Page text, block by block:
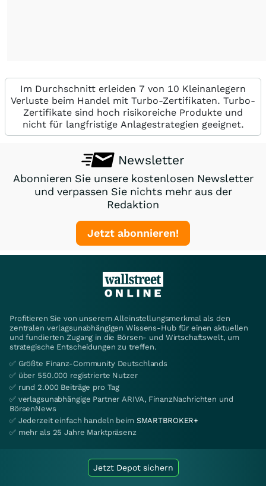
Im Durchschnitt erleiden 7 von 10 Kleinanlegern
Verluste beim Handel mit Turbo-Zertifikaten. Turbo-
Zertifikate sind hoch risikoreiche Produkte und
nicht für langfristige Anlagestrategien geeignet.
Newsletter
Abonnieren Sie unsere kostenlosen Newsletter
und verpassen Sie nichts mehr aus der
Redaktion
Jetzt abonnieren!
Profitieren Sie von unserem Alleinstellungsmerkmal als den
zentralen verlagsunabhängigen Wissens-Hub für einen aktuellen
und fundierten Zugang in die Börsen- und Wirtschaftswelt, um
strategische Entscheidungen zu treffen.
✅ Größte Finanz-Community Deutschlands
✅ über 550.000 registrierte Nutzer
✅ rund 2.000 Beiträge pro Tag
✅ verlagsunabhängige Partner ARIVA, FinanzNachrichten und
BörsenNews
✅ Jederzeit einfach handeln beim SMARTBROKER+
✅ mehr als 25 Jahre Marktpräsenz
Jetzt Depot sichern